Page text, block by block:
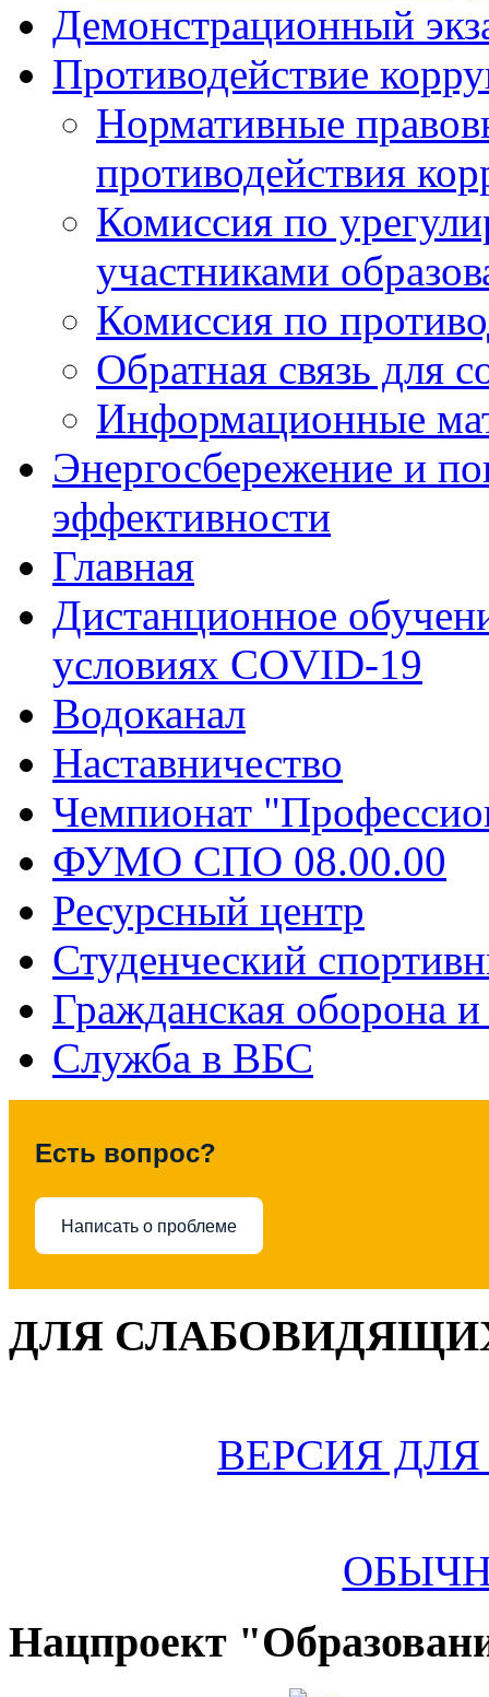
Демонстрационный
Противодействие
Нормативные
противодействия
Комиссия по
участниками
Комиссия по
Обратная связь для
Информационные
Энергосбережение и
эффективности
Главная
Дистанционное
условиях COVID-19
Водоканал
Наставничество
Чемпионат
ФУМО СПО 08.00.00
Ресурсный центр
Студенческий
Гражданская оборона
Служба в ВБС
Есть вопрос?
Написать о проблеме
ДЛЯ
ВЕРСИЯ
Нацпроект